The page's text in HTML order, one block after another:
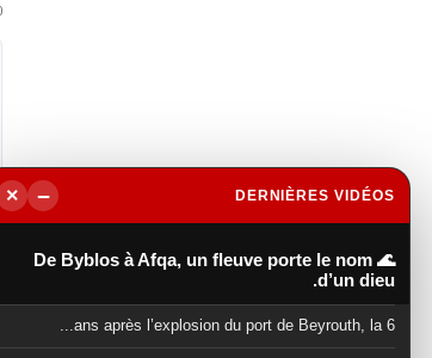
DERNIÈRES VIDÉOS
−
×
🌊 De Byblos à Afqa, un fleuve porte le nom
d’un dieu.
6 ans après l’explosion du port de Beyrouth, la...